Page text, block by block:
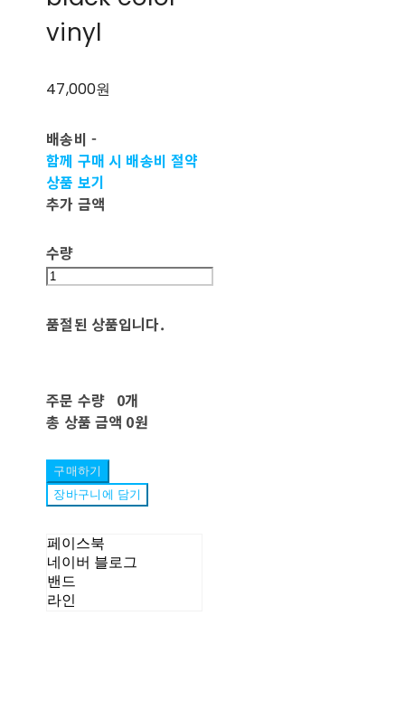
vinyl
47,000원
배송비 -
함께 구매 시 배송비 절약
상품 보기
추가 금액
수량
품절된 상품입니다.
주문 수량 0개
총 상품 금액 0원
구매하기
장바구니에 담기
페이스북
네이버 블로그
밴드
라인